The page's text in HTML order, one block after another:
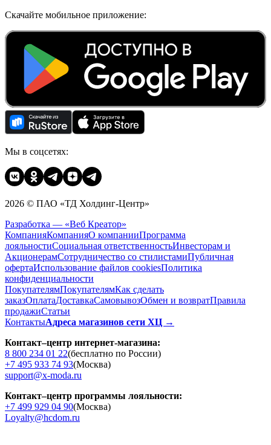
Скачайте мобильное приложение:
Мы в соцсетях:
2026 © ПАО «ТД Холдинг-Центр»
Разработка — «Веб Креатор»
КомпанияКомпанияО компанииПрограмма
лояльностиСоциальная ответственностьИнвесторам и
АкционерамСотрудничество со стилистамиПубличная
офертаИспользование файлов cookiesПолитика
конфиденциальности
ПокупателямПокупателямКак сделать
заказОплатаДоставкаCамовывозОбмен и возвратПравила
продажиСтатьи
КонтактыАдреса магазинов сети ХЦ →
Контакт–центр интернет-магазина:
8 800 234 01 22(бесплатно по России)
+7 495 933 74 93(Москва)
support@x-moda.ru
Контакт–центр программы лояльности:
+7 499 929 04 90(Москва)
Loyalty@hcdom.ru